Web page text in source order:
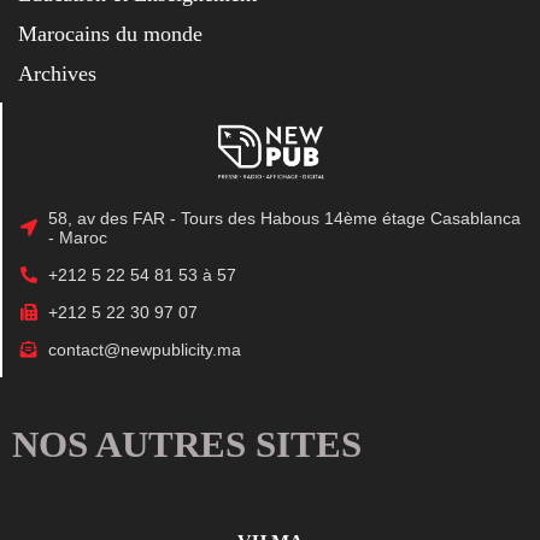
Marocains du monde
Archives
58, av des FAR - Tours des Habous 14ème étage Casablanca
- Maroc
+212 5 22 54 81 53 à 57
+212 5 22 30 97 07
contact@newpublicity.ma
NOS AUTRES SITES